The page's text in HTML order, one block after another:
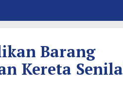
Barang
Kereta